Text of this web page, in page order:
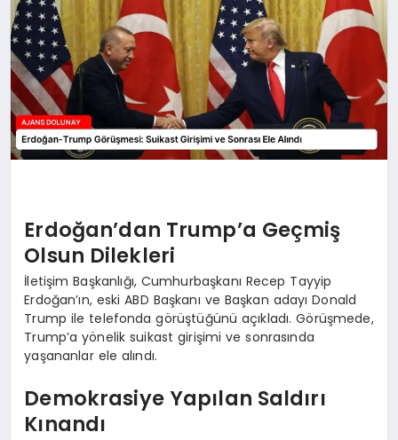
SPOR
YAŞAM
Erdoğan’dan Trump’a Geçmiş
Olsun Dilekleri
İletişim Başkanlığı, Cumhurbaşkanı Recep Tayyip
Erdoğan’ın, eski ABD Başkanı ve Başkan adayı Donald
Trump ile telefonda görüştüğünü açıkladı. Görüşmede,
Trump’a yönelik suikast girişimi ve sonrasında
yaşananlar ele alındı.
Demokrasiye Yapılan Saldırı
Kınandı